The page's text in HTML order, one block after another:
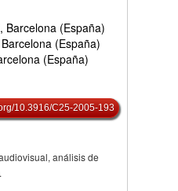
Barcelona (España)
(España)
(España)
10.3916/C25-2005-193
análisis de